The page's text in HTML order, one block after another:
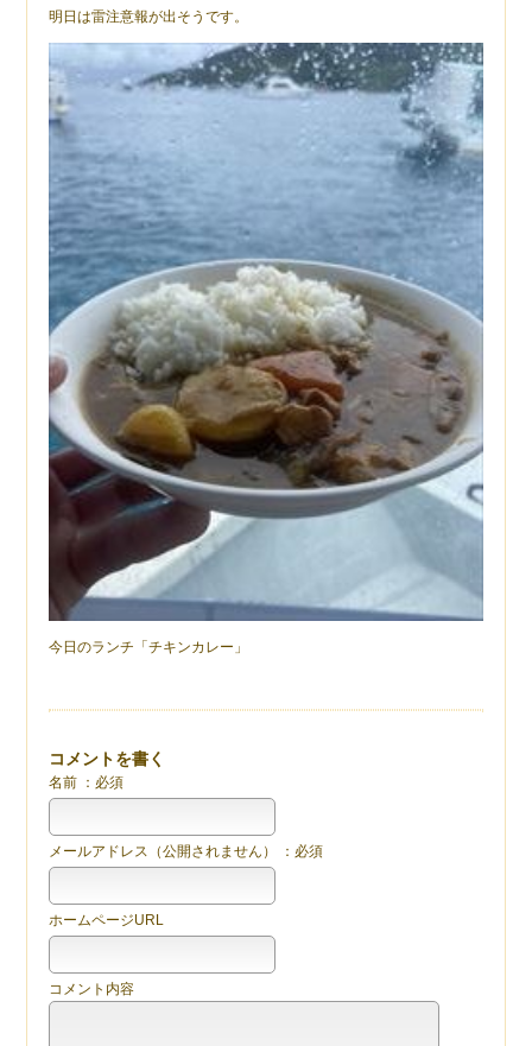
明日は雷注意報が出そうです。
今日のランチ「チキンカレー」
コメントを書く
名前 ：必須
メールアドレス（公開されません） ：必須
ホームページURL
コメント内容